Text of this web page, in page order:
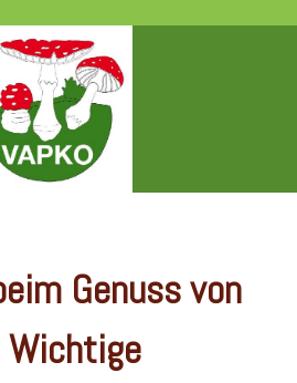
Genuss von
Wichtige